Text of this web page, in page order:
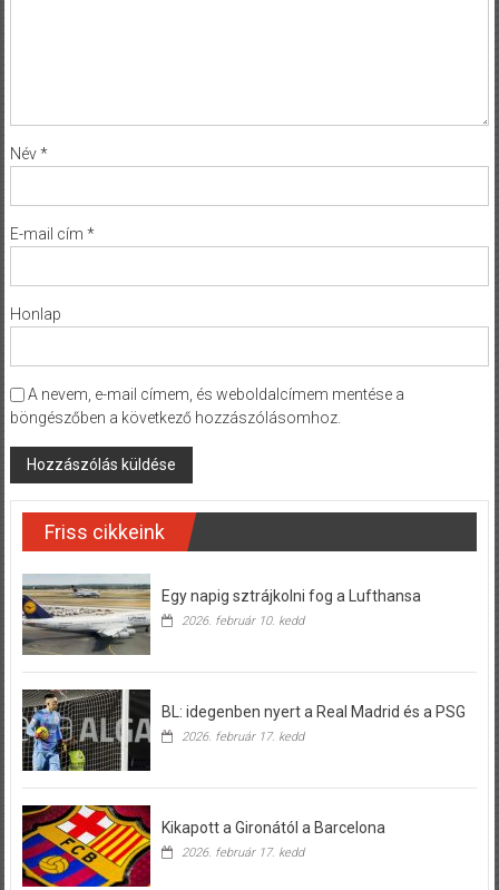
Név*
E-mail cím *
Honlap
A nevem, e-mail címem, és weboldalcímem mentése a
böngészőben a következő hozzászólásomhoz.
Friss cikkeink
Egy napig sztrájkolni fog a Lufthansa
2026. február 10. kedd
BL: idegenben nyert a Real Madrid és a PSG
2026. február 17. kedd
Kikapott a Gironától a Barcelona
2026. február 17. kedd